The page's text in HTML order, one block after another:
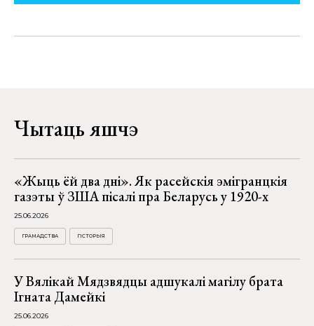
Чытаць яшчэ
«Жыць ёй два дні». Як расейскія эмігранцкія
газэты ў ЗША пісалі пра Беларусь у 1920-х
25.06.2026
ГРАМАДСТВА ГІСТОРЫЯ
У Вялікай Мядзвядцы адшукалі магілу брата
Ігната Дамейкі
25.06.2026